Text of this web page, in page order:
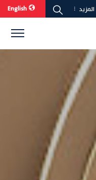
المزيد